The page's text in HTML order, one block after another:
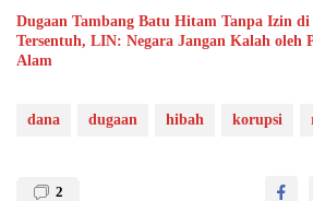
Dugaan Tambang Batu Hitam Tanpa Izin di
Tersentuh, LIN: Negara Jangan Kalah oleh
Alam
dana dugaan hibah korupsi
2